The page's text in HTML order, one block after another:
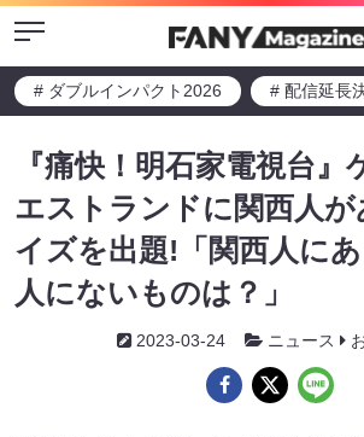
Menu
# ダブルインパクト2026 # 配信延長
『痛快！明石家電視台』
エストランドに関西人が
イズを出題!「関西人に
人にないものは？」
2023-03-24 ニュース